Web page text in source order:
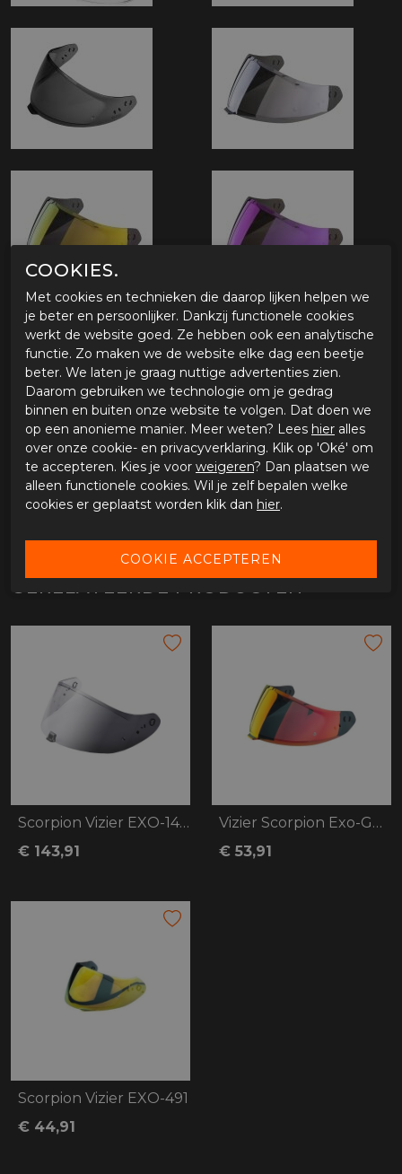
OMSCHRIJVING VIZIER SCORPION EXO-
GT/1500/530 KDS-F-03
Vizier Scorpion Exo-GT/1500/530 KDS-F-03
Scorpion Vizier EXO-1400/520/391/R1
€ 143,91
Vizier Scorpion Exo-GT/1500/530 KDS-F-03
€ 53,91
Scorpion Vizier EXO-491
€ 44,91
COOKIES.
Met cookies en technieken die daarop lijken helpen we
je beter en persoonlijker. Dankzij functionele cookies
werkt de website goed. Ze hebben ook een analytische
functie. Zo maken we de website elke dag een beetje
beter. We laten je graag nuttige advertenties zien.
Daarom gebruiken we technologie om je gedrag
binnen en buiten onze website te volgen. Dat doen we
op een anonieme manier. Meer weten? Lees hier alles
over onze cookie- en privacyverklaring. Klik op 'Oké' om
te accepteren. Kies je voor weigeren? Dan plaatsen we
alleen functionele cookies. Wil je zelf bepalen welke
cookies er geplaatst worden klik dan hier.